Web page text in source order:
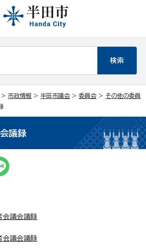
> 市政情報 > 半田市議会 > 委員会 > その他の委員
議録
会議会議録
会議会議録